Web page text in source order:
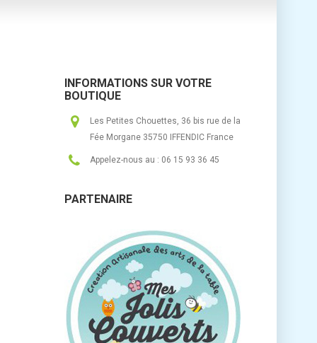
INFORMATIONS SUR VOTRE
BOUTIQUE
Les Petites Chouettes, 36 bis rue de la
Fée Morgane 35750 IFFENDIC France
Appelez-nous au : 06 15 93 36 45
PARTENAIRE